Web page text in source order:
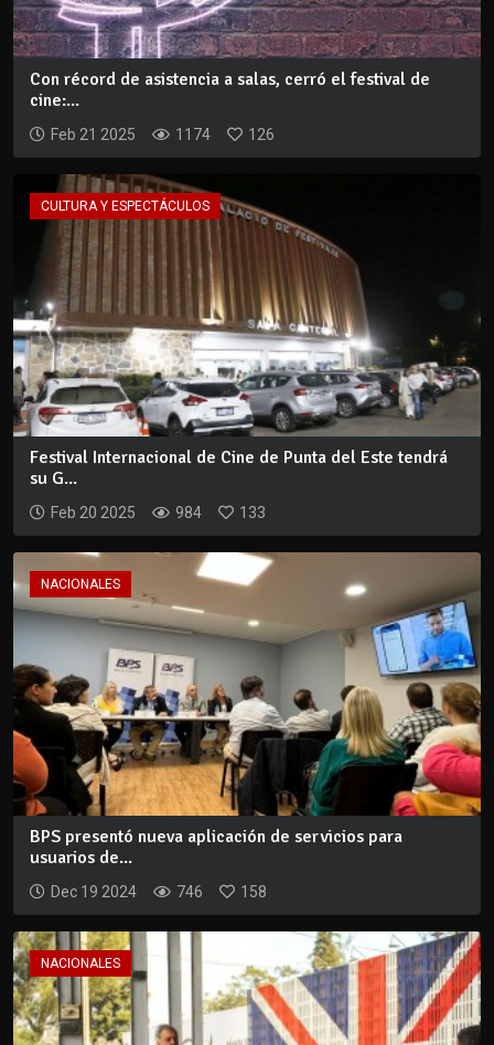
Con récord de asistencia a salas, cerró el festival de
cine:...
Feb 21 2025 1174 126
CULTURA Y ESPECTÁCULOS
Festival Internacional de Cine de Punta del Este tendrá
su G...
Feb 20 2025 984 133
NACIONALES
BPS presentó nueva aplicación de servicios para
usuarios de...
Dec 19 2024 746 158
NACIONALES